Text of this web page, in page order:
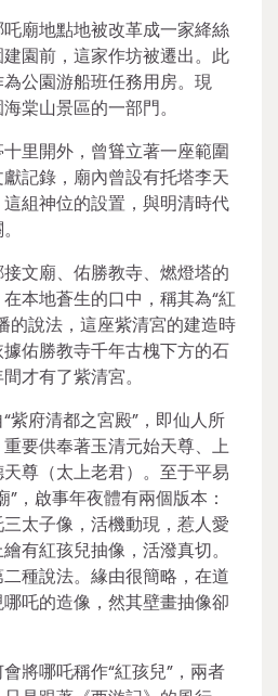
廟地點地被改革成一家絳絲
園前，這家作坊被遷出。此
公園游船班任務用房。現
棠山景區的一部門。
里開外，曾聳立著一座範圍
記錄，廟內曾設有托塔李天
組神位的設置，與明清時代
文廟、佑勝教寺、燃燈塔的
本地蒼生的口中，稱其為“紅
的說法，這座紫清宮的建造時
佑勝教寺千年古槐下方的石
才有了紫清宮。
紫府清都之宮殿”，即仙人所
要供奉著玉清元始天尊、上
尊（太上老君）。至于平易
，啟事年夜體有兩個版本：
太子像，活機動現，惹人愛
有紅孩兒抽像，活潑真切。
種說法。緣由很簡略，在道
吒的造像，然其壁畫抽像卻
將哪吒稱作“紅孩兒”，兩者